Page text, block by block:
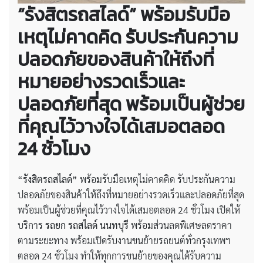
“รังสิตรถสไลด์” พร้อมรับมือ
เหตุไม่คาดคิด รับประกันความ
ปลอดภัยของสินค้าให้ถึงที่
หมายอย่างรวดเร็วและ
ปลอดภัยที่สุด พร้อมเป็นผู้ช่วย
ที่คุณไว้วางใจได้เสมอตลอด
24 ชั่วโมง
“รังสิตรถสไลด์” พร้อมรับมือเหตุไม่คาดคิด รับประกันความ
ปลอดภัยของสินค้าให้ถึงที่หมายอย่างรวดเร็วและปลอดภัยที่สุด
พร้อมเป็นผู้ช่วยที่คุณไว้วางใจได้เสมอตลอด 24 ชั่วโมง เปิดให้
บริการ รถยก รถสไลด์ นนทบุรี พร้อมส่วนลดพิเศษลดราคา
ตามระยะทาง พร้อมเปิดรับงานขนย้ายรถยนต์ทั่วกรุงเทพฯ
ตลอด 24 ชั่วโมง ทำให้ทุกการขนย้ายของคุณได้รับความ